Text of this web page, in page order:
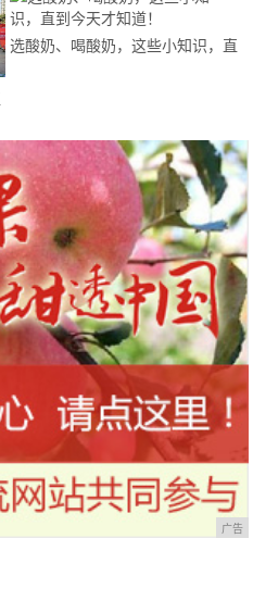
选酸奶、喝酸奶，这些小知识，直
广告